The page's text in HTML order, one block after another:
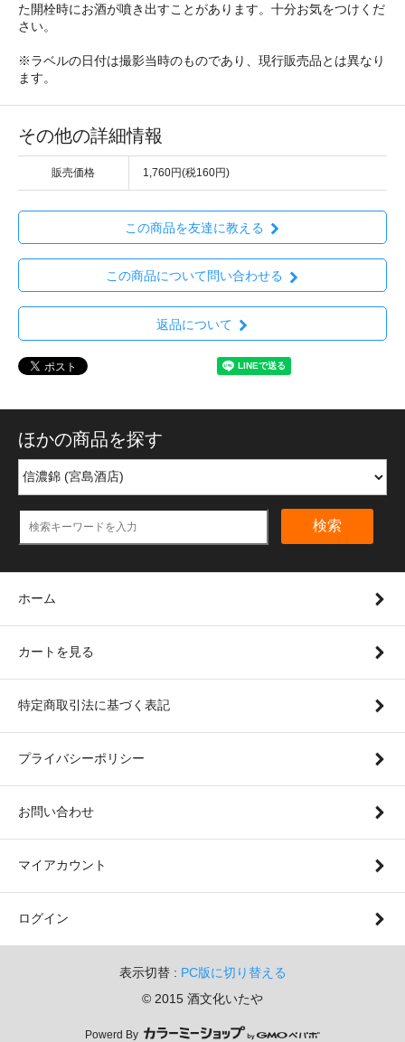
た開栓時にお酒が噴き出すことがあります。十分お気をつけくだ
さい。
※ラベルの日付は撮影当時のものであり、現行販売品とは異なり
ます。
その他の詳細情報
販売価格 1,760円(税160円)
この商品を友達に教える
この商品について問い合わせる
返品について
ほかの商品を探す
検索
ホーム
カートを見る
特定商取引法に基づく表記
プライバシーポリシー
お問い合わせ
マイアカウント
ログイン
表示切替 : PC版に切り替える
© 2015 酒文化いたや
Powerd By